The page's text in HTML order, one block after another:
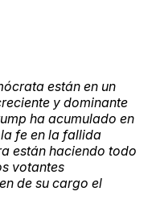
están en un
y dominante
ha acumulado en
fe en la fallida
están haciendo todo
votantes
de su cargo el